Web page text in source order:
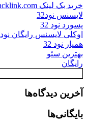
خرید بک لینک behtarinbacklink.com
لایسنس نود32
پسورد نود 32
اوکلی لایسنس رایگان نود 32
همیار نود 32
بهترین سئو
رایگان
آخرین دیدگاه‌ها
بایگانی‌ها